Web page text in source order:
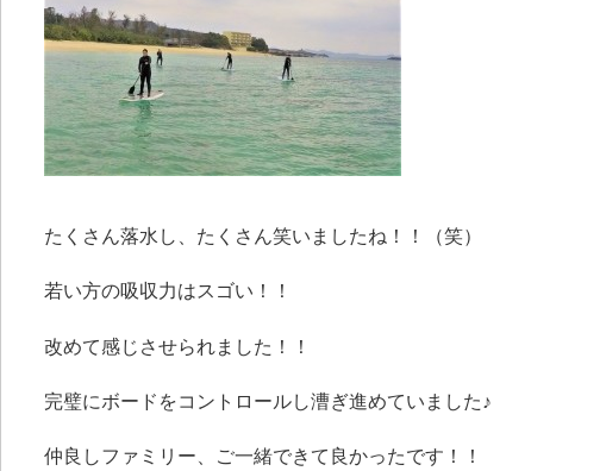
たくさん落水し、たくさん笑いましたね！！（笑）
若い方の吸収力はスゴい！！
改めて感じさせられました！！
完璧にボードをコントロールし漕ぎ進めていました♪
仲良しファミリー、ご一緒できて良かったです！！